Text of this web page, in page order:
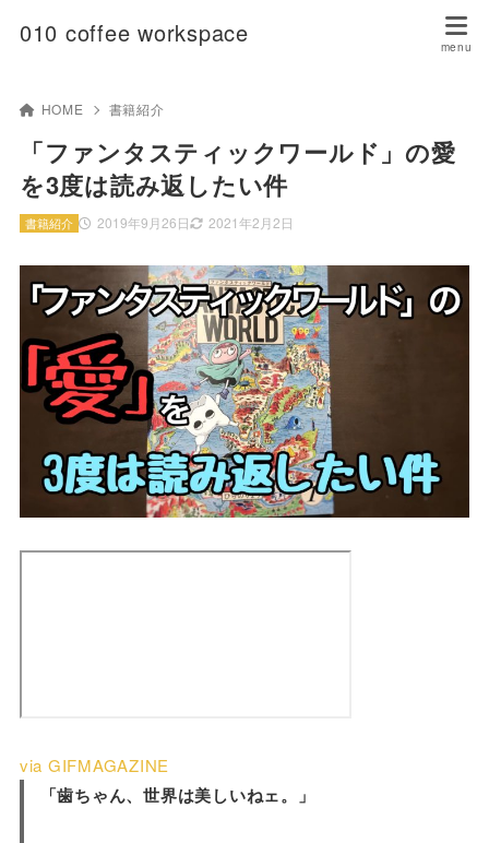
010 coffee workspace
HOME 書籍紹介
「ファンタスティックワールド」の愛
を3度は読み返したい件
2019年9月26日 2021年2月2日
書籍紹介
via GIFMAGAZINE
「歯ちゃん、世界は美しいねェ。」